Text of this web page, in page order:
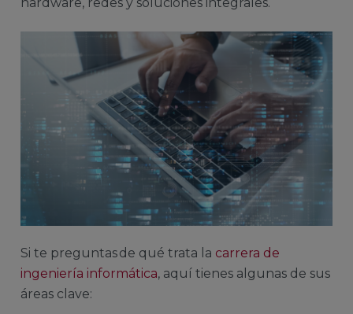
Si te preguntas de qué trata la carrera de
ingeniería informática, aquí tienes algunas de sus
áreas clave: